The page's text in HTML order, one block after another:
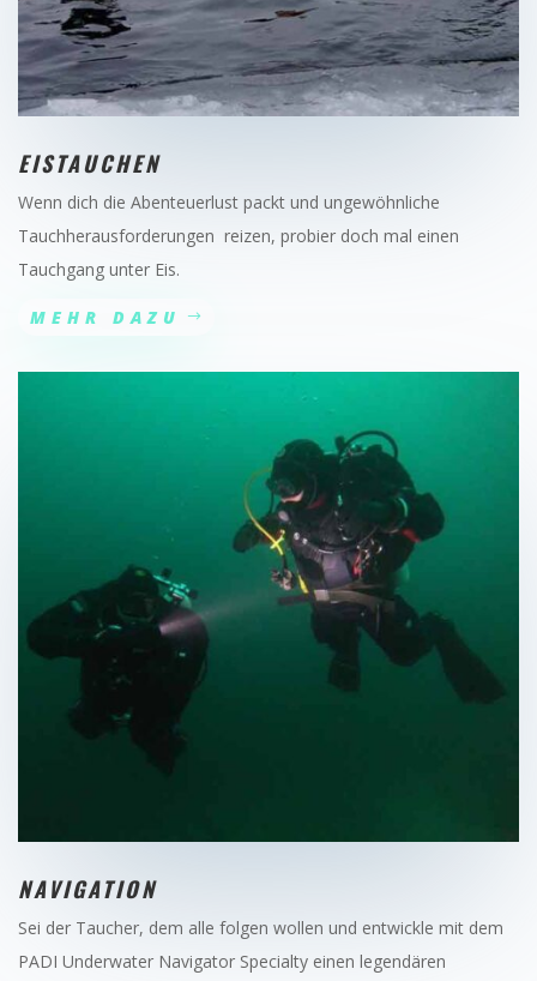
EISTAUCHEN
Wenn dich die Abenteuerlust packt und ungewöhnliche
Tauchherausforderungen reizen, probier doch mal einen
Tauchgang unter Eis.
MEHR DAZU
NAVIGATION
Sei der Taucher, dem alle folgen wollen und entwickle mit dem
PADI Underwater Navigator Specialty einen legendären